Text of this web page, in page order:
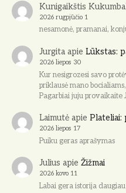
Kunigaikštis
2026 rugpjūčio 1
nesamonė, pramanai,
Jurgitaapie Lūkstas:
2026 liepos 30
Kur nesigrozesi savo
priklausė mano
Pagarbiai juju provaikaite
Laimutėapie Plateliai:
2026 liepos 17
Puiku geras aprašymas
Julius apie Žižmai
2026 kovo 11
Labai gera istorija